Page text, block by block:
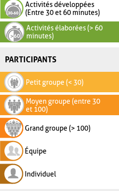
Activités développées
(Entre 30 et 60 minutes)
Activités élaborées (> 60
minutes)
PARTICIPANTS
Petit groupe (< 30)
Moyen groupe (entre 30
et 100)
Grand groupe (> 100)
Équipe
Individuel